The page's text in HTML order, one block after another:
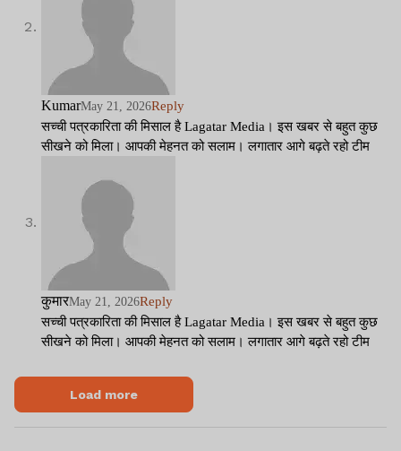
KumarMay 21, 2026Reply
सच्ची पत्रकारिता की मिसाल है Lagatar Media। इस खबर से बहुत कुछ
सीखने को मिला। आपकी मेहनत को सलाम। लगातार आगे बढ़ते रहो टीम
कुमारMay 21, 2026Reply
सच्ची पत्रकारिता की मिसाल है Lagatar Media। इस खबर से बहुत कुछ
सीखने को मिला। आपकी मेहनत को सलाम। लगातार आगे बढ़ते रहो टीम
Load more